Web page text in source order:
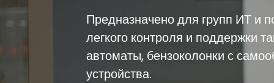
Предназначено для групп ИТ и
легкого контроля и поддержки
автоматы, бензоколонки с
устройства.